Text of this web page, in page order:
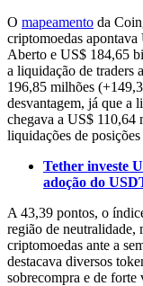
O mapeamento da
criptomoedas
Aberto e US$ 184,65
a liquidação de traders
196,85 milhões
desvantagem, já que a
chegava a US$ 110,64
liquidações de
Tether investe
adoção do
A 43,39 pontos, o
região de neutralidade,
criptomoedas ante a
destacava diversos
sobrecompra e de